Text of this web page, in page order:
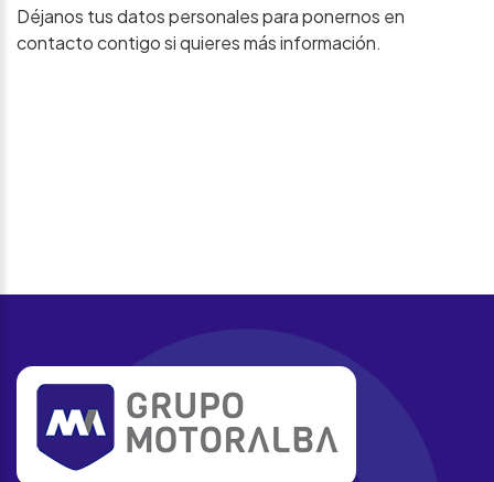
Déjanos tus datos personales para ponernos en
contacto contigo si quieres más información.